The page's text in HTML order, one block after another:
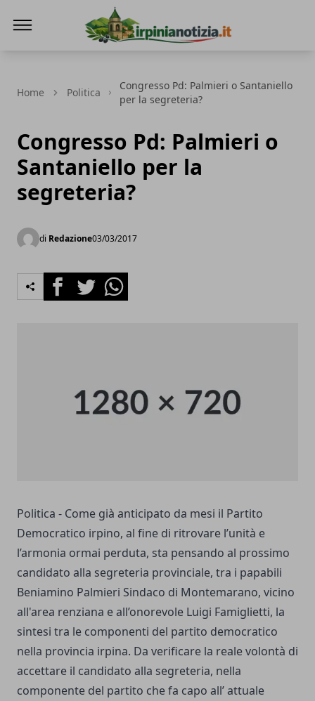
Home Politica
Congresso Pd: Palmieri o Santaniello
per la segreteria?
Congresso Pd: Palmieri o
Santaniello per la
segreteria?
di Redazione03/03/2017
FacebookTwitterWhatsapp
Politica - Come già anticipato da mesi il Partito
Democratico irpino, al fine di ritrovare l’unità e
l’armonia ormai perduta, sta pensando al prossimo
candidato alla segreteria provinciale, tra i papabili
Beniamino Palmieri Sindaco di Montemarano, vicino
all'area renziana e all’onorevole Luigi Famiglietti, la
sintesi tra le componenti del partito democratico
nella provincia irpina. Da verificare la reale volontà di
accettare il candidato alla segreteria, nella
componente del partito che fa capo all’ attuale